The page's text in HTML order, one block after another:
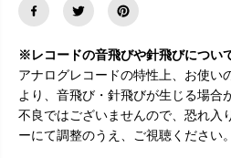
流
離
c
c
e
s
s
m
流
離
c
c
e
s
s
m
※レコードの音飛びや針飛びについ
アナログレコードの特性上、お使い
より、音飛び・針飛びが生じる場合
不良ではございませんので、恐れ入
ーにて調整のうえ、ご視聴ください。